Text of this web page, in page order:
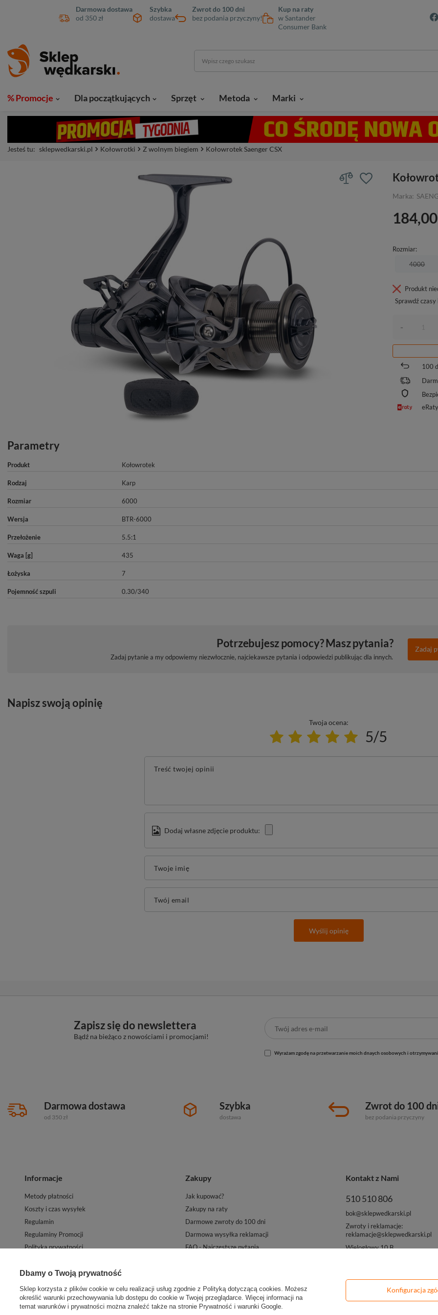
Darmowa dostawa
od 350 zł
Szybka
dostawa
Zwrot do 100 dni
bez podania przyczyny!
Kup na raty
w Santander
Consumer Bank
% Promocje Dla początkujących Sprzęt Metoda Marki
Jesteś tu: sklepwedkarski.pl Kołowrotki Z wolnym biegiem Kołowrotek Saenger CSX
Marka:
184,00
Rozmiar
4000
Produkt
Sprawdź
-
100
Parametry
Produkt Kołowrotek
Rodzaj Karp
Rozmiar 6000
Wersja BTR-6000
Przełożenie 5.5:1
Waga [g] 435
Łożyska 7
Pojemność szpuli 0.30/340
Potrzebujesz pomocy? Masz pytania?
Zadaj pytanie a my odpowiemy niezwłocznie, najciekawsze pytania i odpowiedzi publikując dla innych.
Zadaj
Napisz swoją opinię
Twoja ocena:
5/5
Treść twojej opinii
Dodaj własne zdjęcie produktu:
Twoje imię
Twój email
Wyślij opinię
Zapisz się do newslettera
Bądź na bieżąco z nowościami i promocjami!
Wyrażam zgodę na przetwarzanie moich dnaych osobowych i
Darmowa dostawa
od 350 zł
Szybka
dostawa
Zwrot do 100
bez podania przyczyny
Informacje
Metody płatności
Koszty i czas wysyłek
Regulamin
Regulaminy Promocji
Polityka prywatności
Newsletter
Zakupy
Jak kupować?
Zakupy na raty
Darmowe zwroty do 100 dni
Darmowa wysyłka reklamacji
FAQ - Najczęstsze pytania
Kontakt z Nami
510 510 806
bok@sklepwedkarski.pl
Zwroty i reklamacje:
reklamacje@sklepwedkarski.pl
Wielogłowy 10 B
W sklepie prezentujemy ceny brutto (z VAT). Stawki VAT dla konsumentów z kraju:
Dbamy o Twoją prywatność
Sklep korzysta z plików cookie w celu realizacji usług zgodnie z Polityką dotyczącą cookies . Możesz
określić warunki przechowywania lub dostępu do cookie w Twojej przeglądarce. Więcej informacji na
temat warunków i prywatności można znaleźć także na stronie Prywatność i warunki Google
Konfiguracja